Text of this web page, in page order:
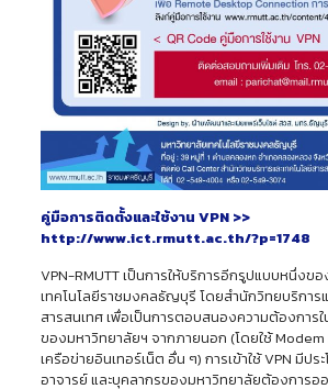
คู่มือการติดตั้งและใช้งาน VPN >>
http://www.ict.rmutt.ac.th/?p=1748
VPN-RMUTT เป็นการให้บริการอีกรูปแบบหนึ่งข
เทคโนโลยีราชมงคลธัญบุรี โดยสำนักวิทยบริการแ
สารสนเทศ เพื่อเป็นการตอบสนองความต้องการใ
ของมหาวิทยาลัยฯ จากภายนอก (โดยใช้ Modem
เครือข่ายอินเทอร์เน็ต อื่น ๆ) การเข้าใช้ VPN มีป
อาจารย์ และบุคลากรของมหาวิทยาลัยต้องการอ